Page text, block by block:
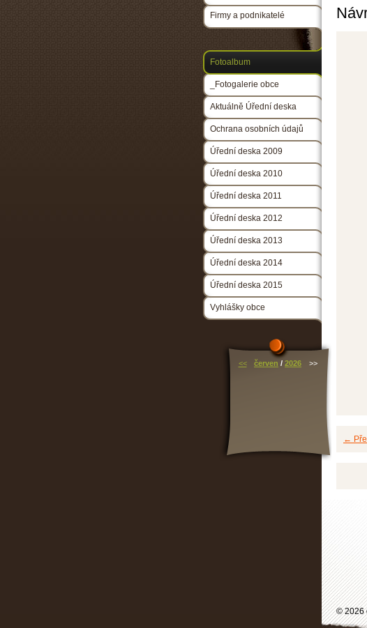
←
Firmy a podnikatelé
Fotoalbum
_Fotogalerie obce
Aktuálně Úřední deska
Ochrana osobních údajů
Úřední deska 2009
Úřední deska 2010
Úřední deska 2011
Úřední deska 2012
Úřední deska 2013
Úřední deska 2014
Úřední deska 2015
Vyhlášky obce
<< červen / 2026 >>
© 2026